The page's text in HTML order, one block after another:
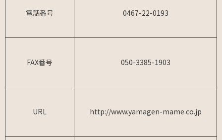
電話番号 0467-22-0193
FAX番号 050-3385-1903
URL http://www.yamagen-mame.co.jp